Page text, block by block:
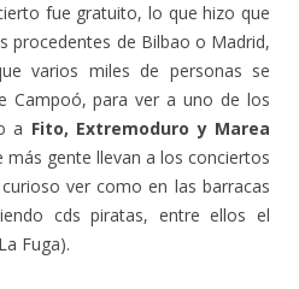
fue gratuito, lo que hizo que
procedentes de Bilbao o Madrid,
varios miles de personas se
Campoó, para ver a uno de los
a Fito, Extremoduro y Marea
más gente llevan a los conciertos
ver como en las barracas
cds piratas, entre ellos el
Fuga).